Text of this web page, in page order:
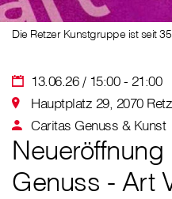
13.06.26 / 15:00 - 21:00
Hauptplatz 29, 2070 Retz
Caritas Genuss & Kunst
Die Retzer Kunstgruppe ist seit
Genuss - Art